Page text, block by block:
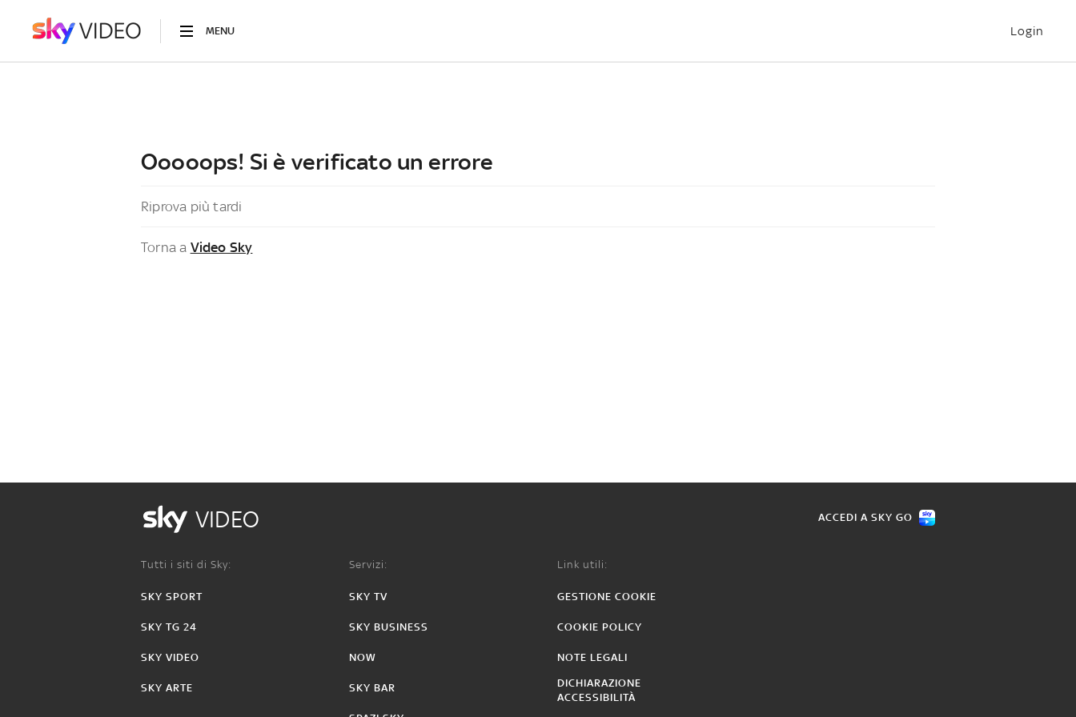
MENU Login
Ooooops! Si è verificato un errore
Riprova più tardi
Torna a Video Sky
VIDEO ACCEDI A SKY GO
Tutti i siti di Sky:
SKY SPORT
SKY TG 24
SKY VIDEO
SKY ARTE
Servizi:
SKY TV
SKY BUSINESS
NOW
SKY BAR
Link utili:
GESTIONE COOKIE
COOKIE POLICY
NOTE LEGALI
DICHIARAZIONE
ACCESSIBILITÀ